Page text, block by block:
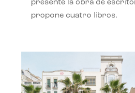
presente la obra de
propone cuatro libros.